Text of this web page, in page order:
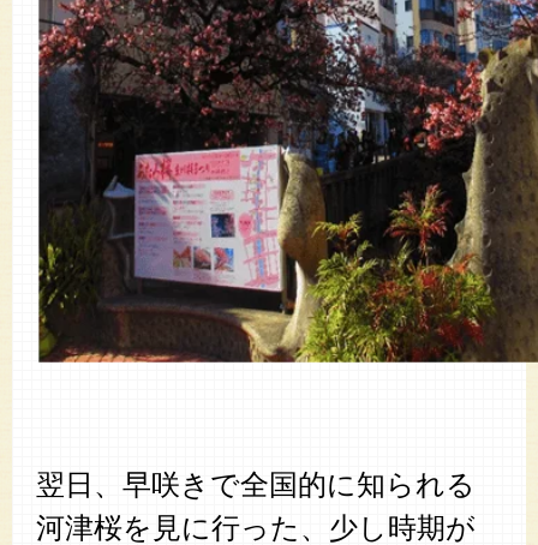
翌日、早咲きで全国的に知られる
河津桜を見に行った、少し時期が